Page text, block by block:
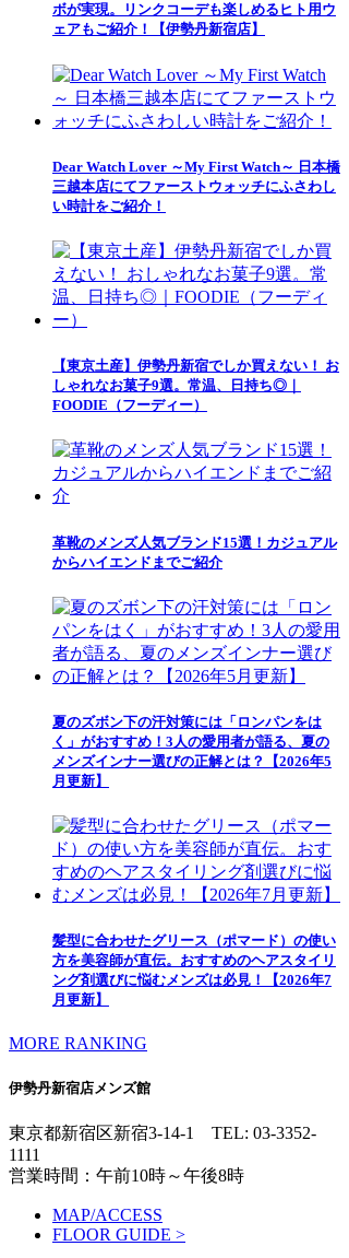
ボが実現。リンクコーデも楽しめるヒト用ウ
ェアもご紹介！【伊勢丹新宿店】
Dear Watch Lover ～My First Watch～ 日本橋
三越本店にてファーストウォッチにふさわし
い時計をご紹介！
【東京土産】伊勢丹新宿でしか買えない！ お
しゃれなお菓子9選。常温、日持ち◎｜
FOODIE（フーディー）
革靴のメンズ人気ブランド15選！カジュアル
からハイエンドまでご紹介
夏のズボン下の汗対策には「ロンパンをは
く」がおすすめ！3人の愛用者が語る、夏の
メンズインナー選びの正解とは？【2026年5
月更新】
髪型に合わせたグリース（ポマード）の使い
方を美容師が直伝。おすすめのヘアスタイリ
ング剤選びに悩むメンズは必見！【2026年7
月更新】
MORE RANKING
伊勢丹新宿店メンズ館
東京都新宿区新宿3-14-1 TEL: 03-3352-
1111
営業時間：午前10時～午後8時
MAP/ACCESS
FLOOR GUIDE >